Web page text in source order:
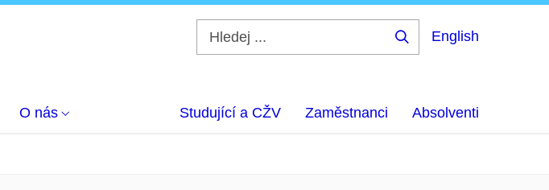
English
O nás Studující a CŽV Zaměstnanci Absolventi